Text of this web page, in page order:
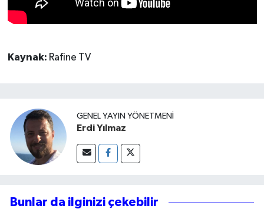
Kaynak: Rafine TV
GENEL YAYIN YÖNETMENI
Erdi Yılmaz
Bunlar da ilginizi çekebilir